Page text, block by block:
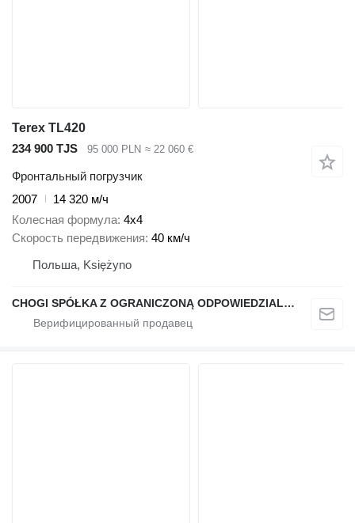
Terex TL420
234 900 TJS
95 000 PLN ≈ 22 060 €
Фронтальный погрузчик
2007
14 320 м/ч
Колесная формула 4x4
Скорость передвижения 40 км/ч
Польша, Księżyno
CHOGI SPÓŁKA Z OGRANICZONĄ ODPOWIEDZIALNOŚCIĄ